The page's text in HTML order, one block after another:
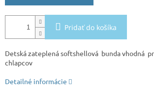
Pridať do košíka
Detská zateplená softshellová bunda vhodná
chlapcov
Detailné informácie